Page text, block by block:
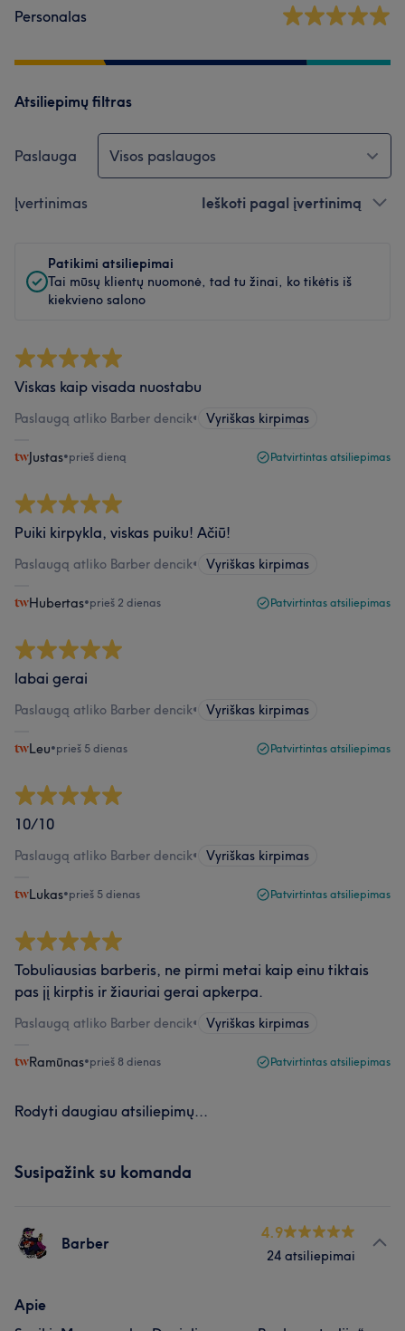
Personalas
Atsiliepimų filtras
Paslauga Visos paslaugos
Įvertinimas Ieškoti pagal įvertinimą
Patikimi atsiliepimai
Tai mūsų klientų nuomonė, tad tu žinai, ko tikėtis iš
kiekvieno salono
Viskas kaip visada nuostabu
Paslaugą atliko Barber dencik• Vyriškas kirpimas
Justas•prieš dieną Patvirtintas atsiliepimas
Puiki kirpykla, viskas puiku! Ačiū!
Paslaugą atliko Barber dencik• Vyriškas kirpimas
Hubertas•prieš 2 dienas Patvirtintas atsiliepimas
labai gerai
Paslaugą atliko Barber dencik• Vyriškas kirpimas
Leu•prieš 5 dienas Patvirtintas atsiliepimas
10/10
Paslaugą atliko Barber dencik• Vyriškas kirpimas
Lukas•prieš 5 dienas Patvirtintas atsiliepimas
Tobuliausias barberis, ne pirmi metai kaip einu tiktais
pas jį kirptis ir žiauriai gerai apkerpa.
Paslaugą atliko Barber dencik• Vyriškas kirpimas
Ramūnas•prieš 8 dienas Patvirtintas atsiliepimas
Rodyti daugiau atsiliepimų...
Susipažink su komanda
Barber
4.9
24 atsiliepimai
Apie